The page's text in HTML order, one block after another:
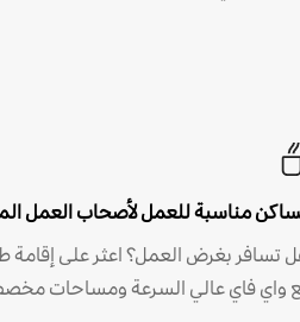
مناسبة للعمل لأصحاب العمل
تسافر بغرض العمل؟ اعثر على إقامة
واي فاي عالي السرعة ومساحات